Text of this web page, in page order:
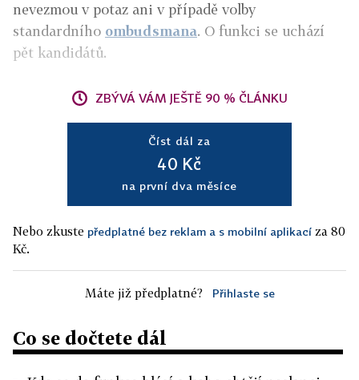
nevezmou v potaz ani v případě volby
standardního ombudsmana. O funkci se uchází
pět kandidátů.
ZBÝVÁ VÁM JEŠTĚ 90 % ČLÁNKU
Číst dál za
40 Kč
na první dva měsíce
Nebo zkuste předplatné bez reklam a s mobilní aplikací za 80
Kč.
Máte již předplatné? Přihlaste se
Co se dočtete dál